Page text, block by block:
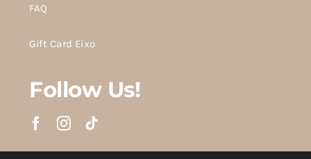
FAQ
Gift Card Eixo
Follow Us!